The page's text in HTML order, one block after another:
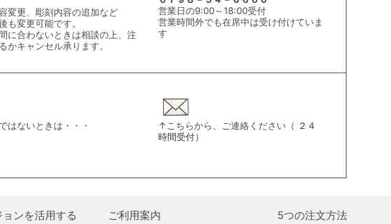
変更、彫刻内容の追加など
も変更可能です。
に合わないときは相談の上、注
かキャンセル承ります。
営業日の9:00～18:00受付
営業時間外でも在席中は受け付けていま
す
はないときは・・・ ↑こちらから、ご連絡ください（ ２４
時間受付）
ンを活用する ご利用案内 5つの注文方法